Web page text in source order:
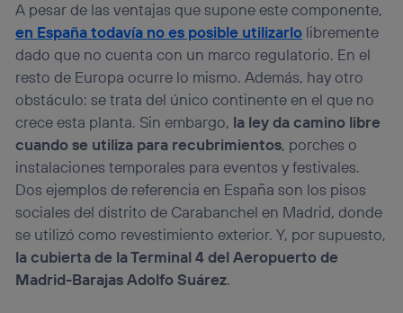
A pesar de las ventajas que supone este componente,
en España todavía no es posible utilizarlo libremente
dado que no cuenta con un marco regulatorio. En el
resto de Europa ocurre lo mismo. Además, hay otro
obstáculo: se trata del único continente en el que no
crece esta planta. Sin embargo, la ley da camino libre
cuando se utiliza para recubrimientos, porches o
instalaciones temporales para eventos y festivales.
Dos ejemplos de referencia en España son los pisos
sociales del distrito de Carabanchel en Madrid, donde
se utilizó como revestimiento exterior. Y, por supuesto,
la cubierta de la Terminal 4 del Aeropuerto de
Madrid-Barajas Adolfo Suárez.